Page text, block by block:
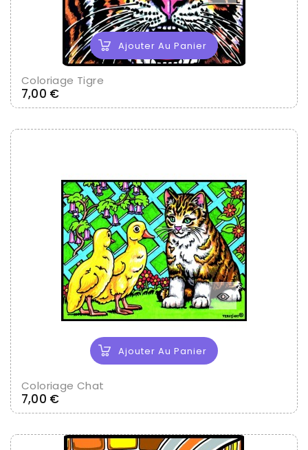
Ajouter Au Panier
Coloriage Tigre
7,00 €Prix
Ajouter Au Panier
Coloriage Chat
7,00 €Prix